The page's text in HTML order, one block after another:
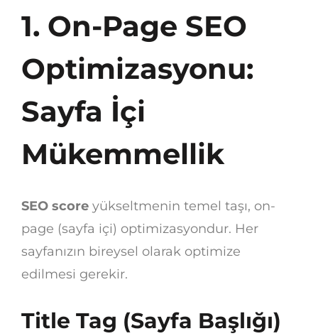
1. On-Page SEO
Optimizasyonu:
Sayfa İçi
Mükemmellik
SEO score yükseltmenin temel taşı, on-
page (sayfa içi) optimizasyondur. Her
sayfanızın bireysel olarak optimize
edilmesi gerekir.
Title Tag (Sayfa Başlığı)